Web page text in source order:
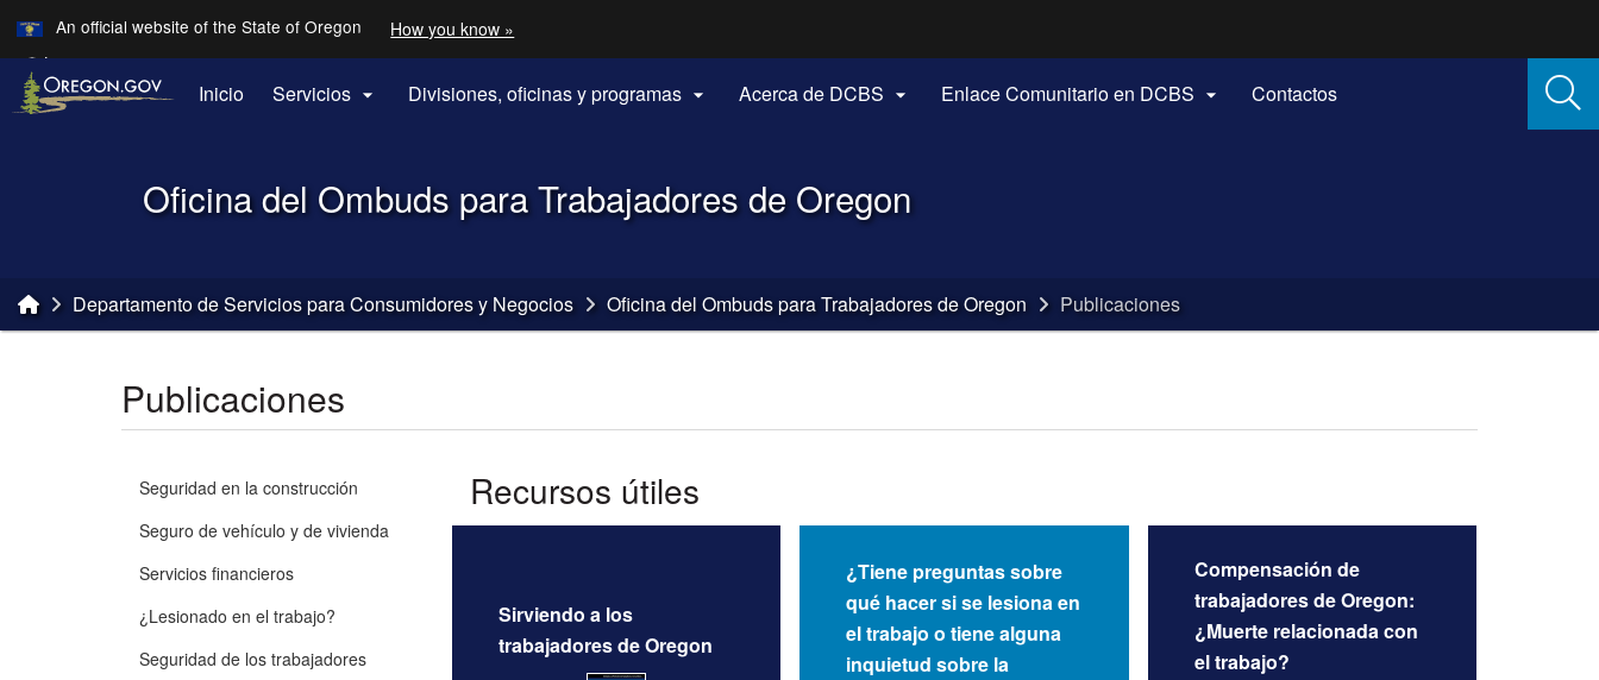
Skip to main content
An official website of the State of Oregon LearnHow you know »
Translate this site into other
Languages
Inicio Servicios  Divisiones, oficinas y programas  Acerca de DCBS  Enlace Comunitario en DCBS  Contactos
Oficina del Ombuds para Trabajadores de Oregon
You are here:Departamento de Servicios para Consumidores y Negocios Oficina del Ombuds para Trabajadores de Oregon Publicaciones
Publicaciones
Seguridad en la construcción
Seguro de vehículo y de vivienda
Servicios financieros
¿Lesionado en el trabajo?
Seguridad de los trabajadores
Recursos útiles
Sirviendo a los
trabajadores de Oregon
¿Tiene preguntas sobre
qué hacer si se lesiona en
el trabajo o tiene alguna
inquietud sobre la
Compensación de
trabajadores de Oregon:
¿Muerte relacionada con
el trabajo?